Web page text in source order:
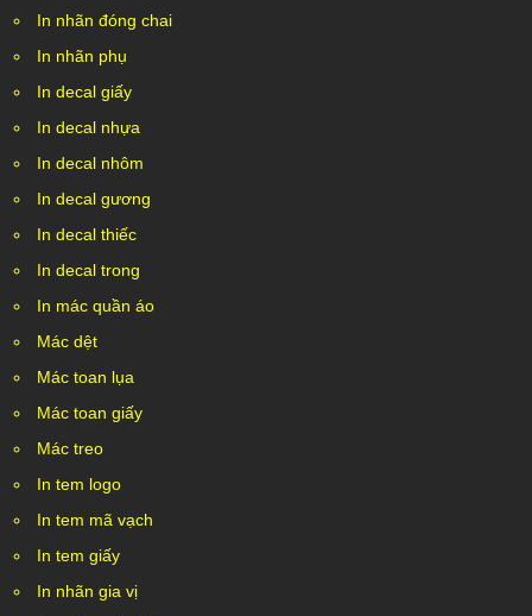
In nhãn đóng chai
In nhãn phụ
In decal giấy
In decal nhựa
In decal nhôm
In decal gương
In decal thiếc
In decal trong
In mác quần áo
Mác dệt
Mác toan lụa
Mác toan giấy
Mác treo
In tem logo
In tem mã vạch
In tem giấy
In nhãn gia vị